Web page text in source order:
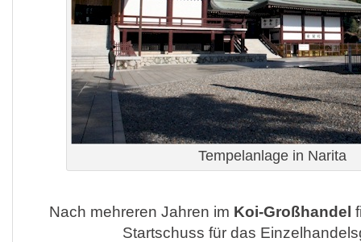
Tempelanlage in Narita
Nach mehreren Jahren im Koi-Großhandel
Startschuss für das